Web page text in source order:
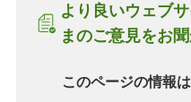
より良いウェブ
まのご意見をお
このページの情報